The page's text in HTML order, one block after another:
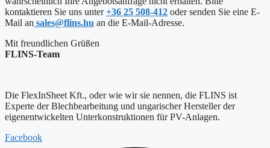
kontaktieren Sie uns unter+36 25 508-412 oder senden Sie eine E-
Mail an sales@flins.hu an die E-Mail-Adresse.
Mit freundlichen Grüßen
FLINS-Team
Die FlexInSheet Kft., oder wie wir sie nennen, die FLINS ist
Experte der Blechbearbeitung und ungarischer Hersteller der
eigenentwickelten Unterkonstruktionen für PV-Anlagen.
Facebook